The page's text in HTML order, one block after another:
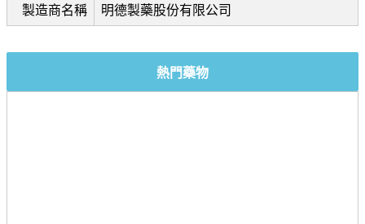
製造商名稱 明德製藥股份有限公司
熱門藥物